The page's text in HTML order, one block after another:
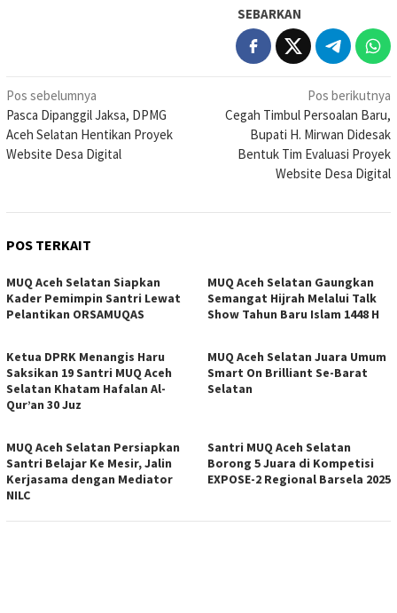
SEBARKAN
Navigasi
pos
Pos sebelumnya
Pasca Dipanggil Jaksa, DPMG
Aceh Selatan Hentikan Proyek
Website Desa Digital
Pos berikutnya
Cegah Timbul Persoalan Baru,
Bupati H. Mirwan Didesak
Bentuk Tim Evaluasi Proyek
Website Desa Digital
POS TERKAIT
MUQ Aceh Selatan Siapkan
Kader Pemimpin Santri Lewat
Pelantikan ORSAMUQAS
MUQ Aceh Selatan Gaungkan
Semangat Hijrah Melalui Talk
Show Tahun Baru Islam 1448 H
Ketua DPRK Menangis Haru
Saksikan 19 Santri MUQ Aceh
Selatan Khatam Hafalan Al-
Qur’an 30 Juz
MUQ Aceh Selatan Juara Umum
Smart On Brilliant Se-Barat
Selatan
MUQ Aceh Selatan Persiapkan
Santri Belajar Ke Mesir, Jalin
Kerjasama dengan Mediator
NILC
Santri MUQ Aceh Selatan
Borong 5 Juara di Kompetisi
EXPOSE-2 Regional Barsela 2025